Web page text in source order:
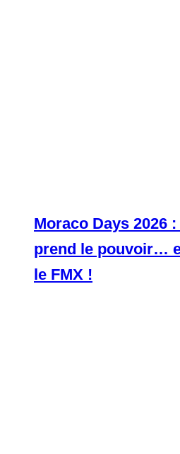
Moraco Days 2026
prend le pouvoir…
le FMX !